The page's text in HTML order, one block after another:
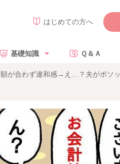
はじめての方へ
基礎知識 Ｑ＆Ａ
が合わず違和感→え…？夫がボソ